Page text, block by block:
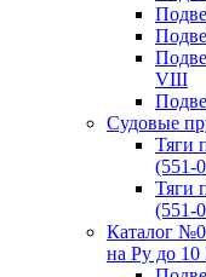
VIII
Судовые
Тяги
(551-
Тяги
(551-
Каталог
на Ру до